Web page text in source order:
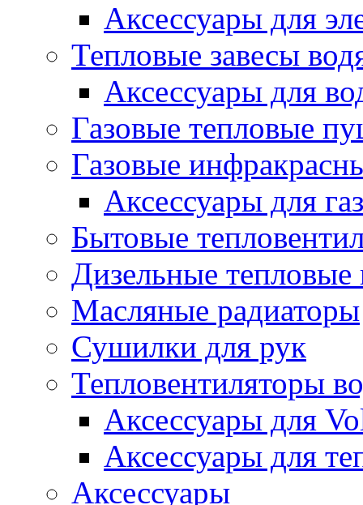
Аксессуары для
Тепловые завесы
Аксессуары для
Газовые тепловые
Газовые
Аксессуары для
Бытовые
Дизельные
Масляные радиаторы
Сушилки для рук
Тепловентиляторы
Аксессуары для
Аксессуары для
Аксессуары